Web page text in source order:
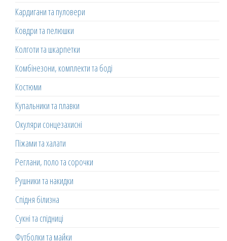
Кардигани та пуловери
Ковдри та пелюшки
Колготи та шкарпетки
Комбінезони, комплекти та боді
Костюми
Купальники та плавки
Окуляри сонцезахисні
Піжами та халати
Реглани, поло та сорочки
Рушники та накидки
Спідня білизна
Сукні та спідниці
Футболки та майки